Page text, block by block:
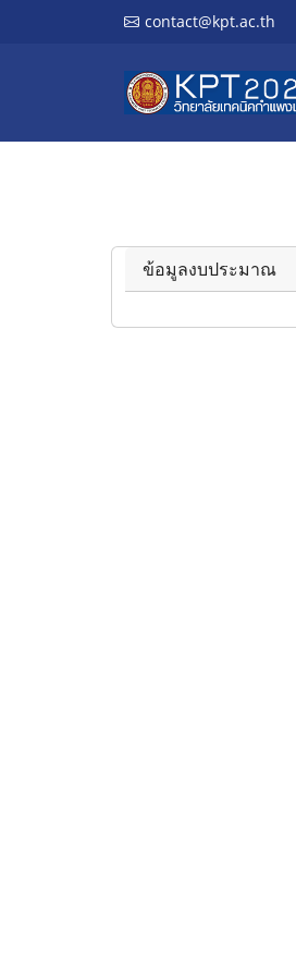
contact@kpt.ac.th
ข้อมูลงบประมาณ